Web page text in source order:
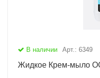
В наличии Арт.: 6349
Жидкое Крем-мыло